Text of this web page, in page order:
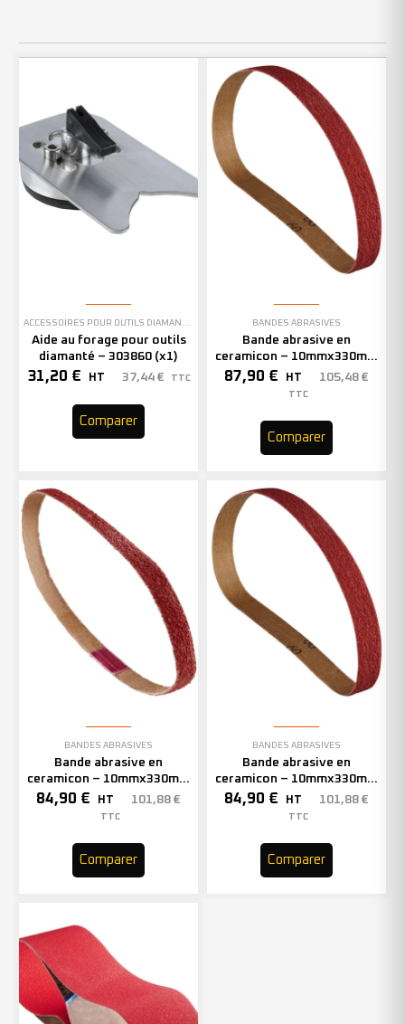
Aide au forage pour outils
diamanté – 303860 (x1)
31,20 € HT 37,44 € TTC
Comparer
BANDES ABRASIVES
Bande abrasive en
ceramicon – 10mmx330mm
– Grain 40 – 333001 (x50)
87,90 € HT 105,48 €
TTC
Comparer
BANDES ABRASIVES
Bande abrasive en
ceramicon – 10mmx330mm
– Grain 60 – 333002 (x50)
84,90 € HT 101,88 €
TTC
Comparer
BANDES ABRASIVES
Bande abrasive en
ceramicon – 10mmx330mm
– Grain 80 – 333003 (x50)
84,90 € HT 101,88 €
TTC
Comparer